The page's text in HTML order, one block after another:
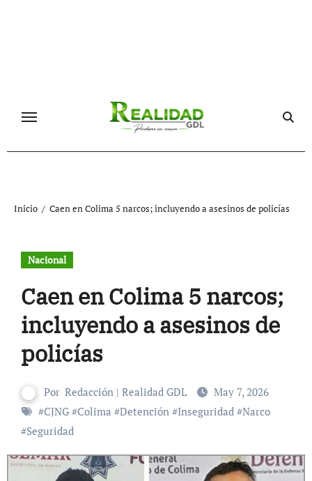
Inicio Caen en Colima 5 narcos; incluyendo a asesinos de policías
Nacional
Caen en Colima 5 narcos;
incluyendo a asesinos de
policías
Por Redacción | Realidad GDL
May 7, 2026
#CJNG#Colima #Detención #Inseguridad #Narco
#Seguridad